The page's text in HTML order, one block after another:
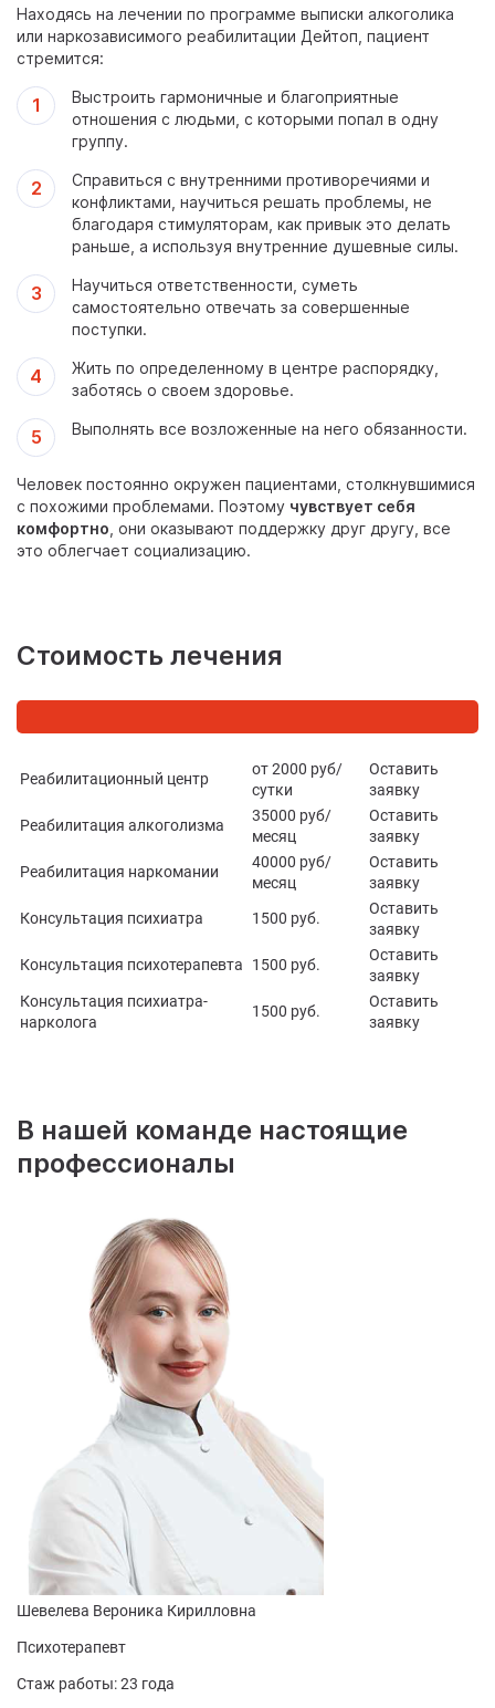
Находясь на лечении по программе выписки алкоголика
или наркозависимого реабилитации Дейтоп, пациент
стремится:
Выстроить гармоничные и благоприятные
отношения с людьми, с которыми попал в одну
группу.
Справиться с внутренними противоречиями и
конфликтами, научиться решать проблемы, не
благодаря стимуляторам, как привык это делать
раньше, а используя внутренние душевные силы.
Научиться ответственности, суметь
самостоятельно отвечать за совершенные
поступки.
Жить по определенному в центре распорядку,
заботясь о своем здоровье.
Выполнять все возложенные на него обязанности.
Человек постоянно окружен пациентами, столкнувшимися
с похожими проблемами. Поэтому чувствует себя
комфортно , они оказывают поддержку друг другу, все
это облегчает социализацию.
Стоимость лечения
Реабилитационный центр
от 2000 руб/
сутки
Оставить
заявку
Реабилитация алкоголизма
35000 руб/
месяц
Оставить
заявку
Реабилитация наркомании
40000 руб/
месяц
Оставить
заявку
Консультация психиатра
1500 руб.
Оставить
заявку
Консультация психотерапевта
1500 руб.
Оставить
заявку
Консультация психиатра-
нарколога
1500 руб.
Оставить
заявку
В нашей команде настоящие
профессионалы
Шевелева Вероника Кирилловна
Психотерапевт
Стаж работы: 23 года